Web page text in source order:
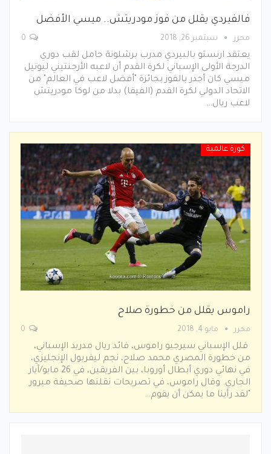
فالفيردي يقلل من فوز مودريتش.. ميسي الأفضل
محرر سبتمبر 26, 2018
يعتقد ارنستو بالبيردي مدرب برشلونة حامل لقب دوري
الدرجة الأولى الإسباني لكرة القدم أن لاعبه الأرجنتيني ليونيل
ميسي كان أجدر بالفوز بجائزة "أفضل لاعب في العالم" من
الاتحاد الدولي لكرة القدم (الفيفا) بدلا من لوكا مودريتش
لاعب ريال…
كورة عالمية
راموس يقلل من خطورة صلاح
محرر مايو 4, 2018
قلل الإسباني سيرجيو راموس، قائد ريال مدريد الإسباني،
من خطورة المصري محمد صلاح، نجم ليفربول الإنجليزي،
في نهائي دوري أبطال أوروبا، بين الفريقين، في 26 مايو/آيار
الجاري. وقال راموس، في تصريحات نقلتها صحيفة ميرور
"لقد رأينا ما يمكن أن يقوم…